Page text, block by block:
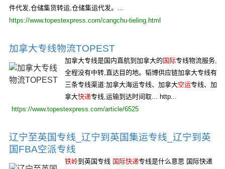
件代发,仓储集货转运,仓储集运代发。...
https://www.topestexpress.com/cangchu-tieling.html
加拿大专线物流TOPEST
加拿大专线是国内直航到加拿大的 国际专线物流服务,
全程没有中转,直达目的地。韬博供应链加拿大专线有
三条专线渠道:加拿大海运专线、加拿大空运专线、加
拿大快递专线,运输到达时间取... http...
https://www.topestexpress.com/article/6525
辽宁至英国专线_辽宁到英国集运专线_辽宁到英
国FBA空派专线
铁岭到英国专线 国际快递专线是什么意思 国际快递